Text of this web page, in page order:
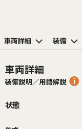
車両詳細 装備
車両詳細
装備説明／用語解説
状態